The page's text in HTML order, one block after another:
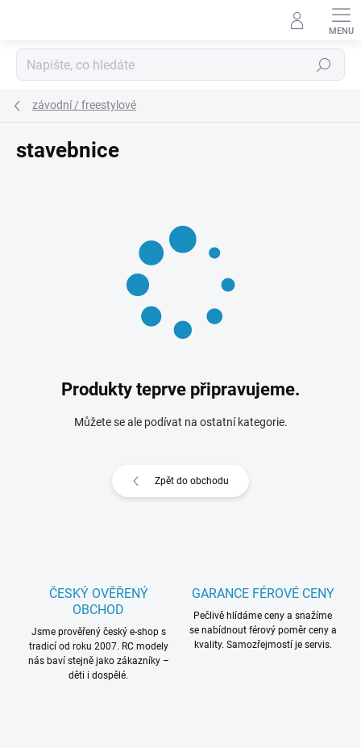
Hledat
závodní / freestylové
stavebnice
Produkty teprve připravujeme.
Můžete se ale podívat na ostatní kategorie.
Zpět do obchodu
ČESKÝ OVĚŘENÝ
OBCHOD
Jsme prověřený český e-shop s
tradicí od roku 2007. RC modely
nás baví stejně jako zákazníky –
děti i dospělé.
GARANCE FÉROVÉ CENY
Pečlivě hlídáme ceny a snažíme
se nabídnout férový poměr ceny a
kvality. Samozřejmostí je servis.